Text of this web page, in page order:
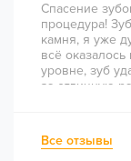
Спасение
процедура!
камня, я уже
всё
уровне, зуб
за отличную
Все отзывы